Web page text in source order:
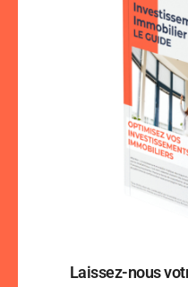
Laissez-nous